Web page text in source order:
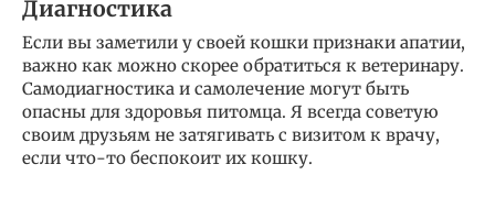
Диагностика
Если вы заметили у своей кошки признаки апатии,
важно как можно скорее обратиться к ветеринару.
Самодиагностика и самолечение могут быть
опасны для здоровья питомца. Я всегда советую
своим друзьям не затягивать с визитом к врачу,
если что-то беспокоит их кошку.